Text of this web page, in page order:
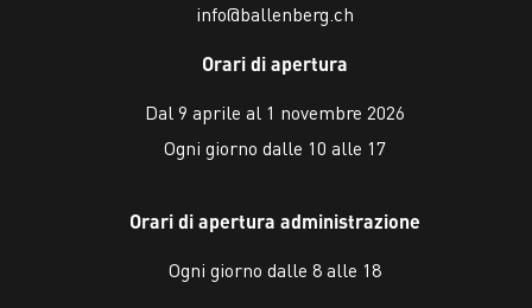
info@ballenberg.ch
Orari di apertura
Dal 9 aprile al 1 novembre 2026
Ogni giorno dalle 10 alle 17
Orari di apertura administrazione
Ogni giorno dalle 8 alle 18